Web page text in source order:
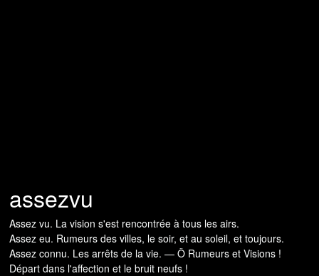
assezvu
Assez vu. La vision s'est rencontrée à tous les airs.
Assez eu. Rumeurs des villes, le soir, et au soleil, et toujours.
Assez connu. Les arrêts de la vie. — Ô Rumeurs et Visions !
Départ dans l'affection et le bruit neufs !